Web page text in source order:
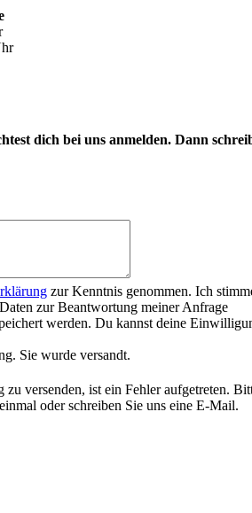
dich bei uns anmelden. Dann
zur Kenntnis genommen. Ich
zur Beantwortung meiner Anfrage
werden. Du kannst deine
Sie wurde versandt.
versenden, ist ein Fehler aufgetreten.
oder schreiben Sie uns eine E-Mail.